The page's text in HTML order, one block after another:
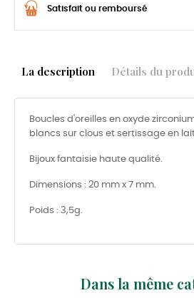
Satisfait ou remboursé
La description Détails du
Boucles d'oreilles en oxyde
blancs sur clous et sertissage en
Bijoux fantaisie haute qualité.
Dimensions : 20 mm x 7 mm.
Poids : 3,5g.
Dans la même